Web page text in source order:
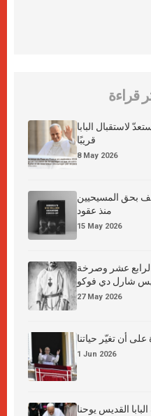
قراءة
لاستقبال البابا
قريبًا
8 May 2026
بحق المسيحيين
منذ عقود
15 May 2026
الرابع عشر وصرخة
شارل دي فوكو
27 May 2026
على أن تغيّر حياتنا
1 Jun 2026
القديس يوحنا